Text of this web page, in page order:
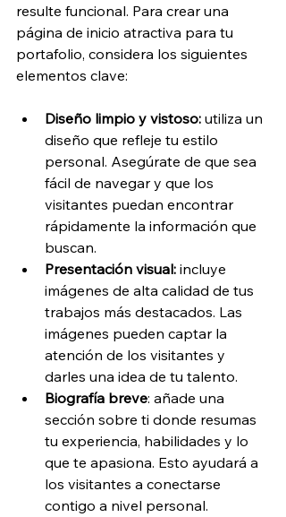
resulte funcional. Para crear una
página de inicio atractiva para tu
portafolio, considera los siguientes
elementos clave:
Diseño limpio y vistoso: utiliza un
diseño que refleje tu estilo
personal. Asegúrate de que sea
fácil de navegar y que los
visitantes puedan encontrar
rápidamente la información que
buscan.
Presentación visual: incluye
imágenes de alta calidad de tus
trabajos más destacados. Las
imágenes pueden captar la
atención de los visitantes y
darles una idea de tu talento.
Biografía breve: añade una
sección sobre ti donde resumas
tu experiencia, habilidades y lo
que te apasiona. Esto ayudará a
los visitantes a conectarse
contigo a nivel personal.